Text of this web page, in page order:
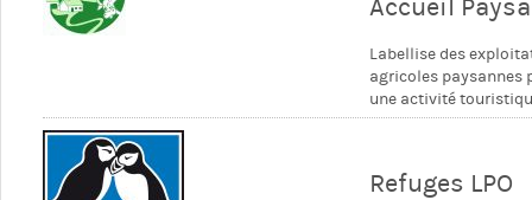
Accueil
Labellise des
agricoles paysannes
une activité
Refuges LPO